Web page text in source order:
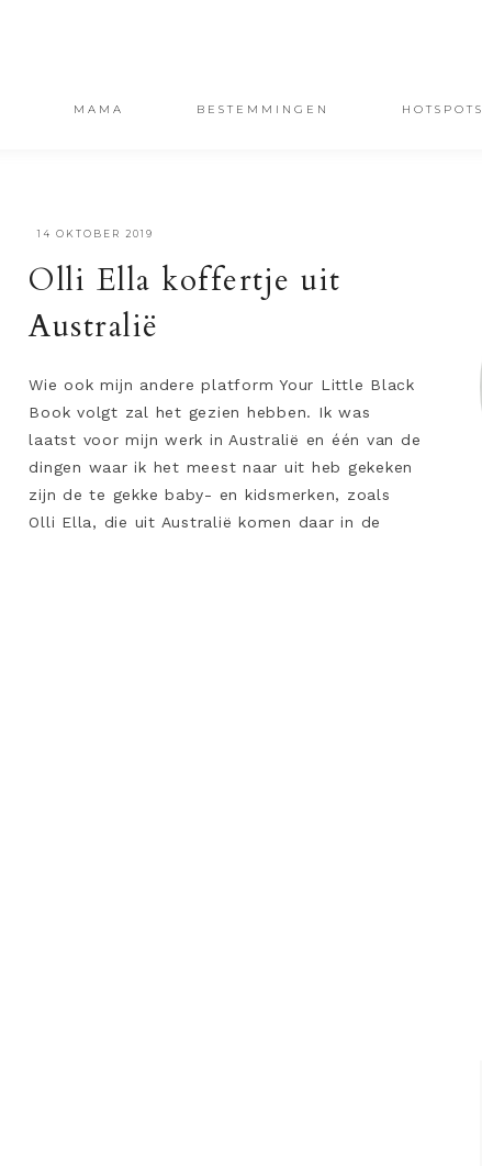
MAMA BESTEMMINGEN HOTSPOTS
·14 OKTOBER 2019
Olli Ella koffertje uit
Australië
Wie ook mijn andere platform Your Little Black
Book volgt zal het gezien hebben. Ik was
laatst voor mijn werk in Australië en één van de
dingen waar ik het meest naar uit heb gekeken
zijn de te gekke baby- en kidsmerken, zoals
Olli Ella, die uit Australië komen daar in de